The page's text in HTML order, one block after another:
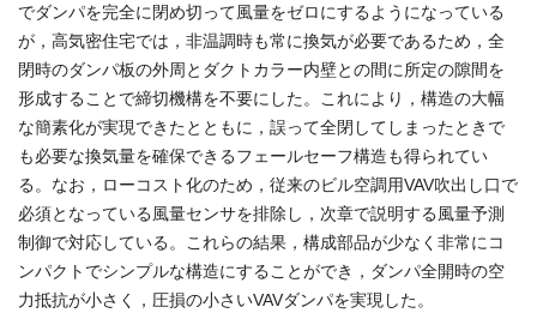
でダンパを完全に閉め切って風量をゼロにするようになっている
が，高気密住宅では，非温調時も常に換気が必要であるため，全
閉時のダンパ板の外周とダクトカラー内壁との間に所定の隙間を
形成することで締切機構を不要にした。これにより，構造の大幅
な簡素化が実現できたとともに，誤って全閉してしまったときで
も必要な換気量を確保できるフェールセーフ構造も得られてい
る。なお，ローコスト化のため，従来のビル空調用VAV吹出し口で
必須となっている風量センサを排除し，次章で説明する風量予測
制御で対応している。これらの結果，構成部品が少なく非常にコ
ンパクトでシンプルな構造にすることができ，ダンパ全開時の空
力抵抗が小さく，圧損の小さいVAVダンパを実現した。